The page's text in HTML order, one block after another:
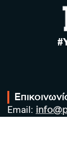
Email: